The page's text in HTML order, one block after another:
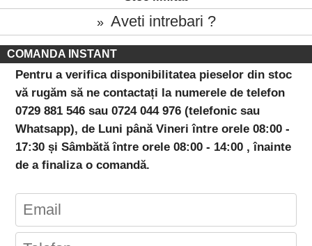
» Aveti intrebari ?
COMANDA INSTANT
Pentru a verifica disponibilitatea pieselor din stoc
vă rugăm să ne contactați la numerele de telefon
0729 881 546 sau 0724 044 976 (telefonic sau
Whatsapp), de Luni până Vineri între orele 08:00 -
17:30 și Sâmbătă între orele 08:00 - 14:00 , înainte
de a finaliza o comandă.